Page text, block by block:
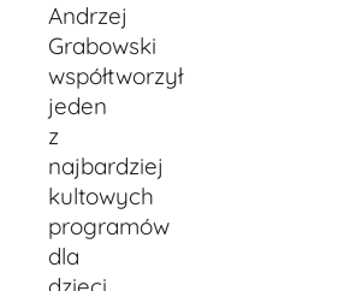
Andrzej
Grabowski
współtworzył
jeden
z
najbardziej
kultowych
programów
dla